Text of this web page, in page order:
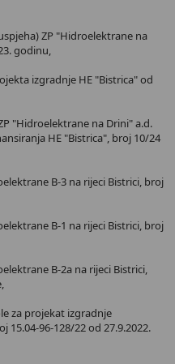
ZP "Hidroelektrane na
godinu,
izgradnje HE "Bistrica" od
"Hidroelektrane na Drini" a.d.
HE "Bistrica", broj 10/24
B-3 na rijeci Bistrici, broj
B-1 na rijeci Bistrici, broj
B-2a na rijeci Bistrici,
za projekat izgradnje
15.04-96-128/22 od 27.9.2022.